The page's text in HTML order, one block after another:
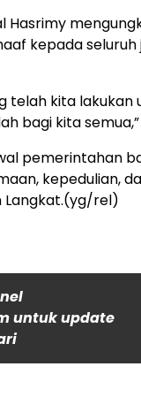
Hasrimy
kepada
telah kita
bagi kita
pemerintahan
kepedulian,
Langkat.(yg/rel)
untuk update